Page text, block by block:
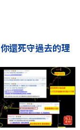
還死守過去的理